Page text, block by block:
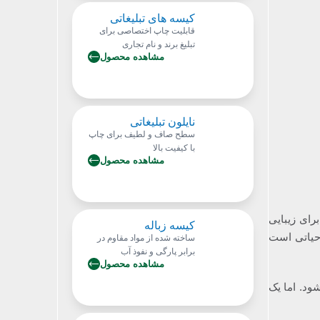
زیبایی
است
اما یک
استفاده روزمره
کیسه های تبلیغاتی
قابلیت چاپ اختصاصی برای
تبلیغ برند و نام تجاری
تولید از مواد باکیفیت و با دوام
مشاهده محصول
نایلون تبلیغاتی
سطح صاف و لطیف برای چاپ
با کیفیت بالا
مقاومت بالا در برابر پارگی و
طرح‌های مختلف
مختلف و سفارشی
مشاهده محصول
کیسه زباله
ساخته شده از مواد مقاوم در
برابر پارگی و نفوذ آب
قابلیت استفاده در جمع‌آوری
حمل و نقل آسان و امکان دفع
مشاهده محصول